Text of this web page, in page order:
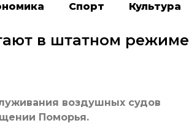
Спорт Культура
в штатном режиме
воздушных судов
Поморья.